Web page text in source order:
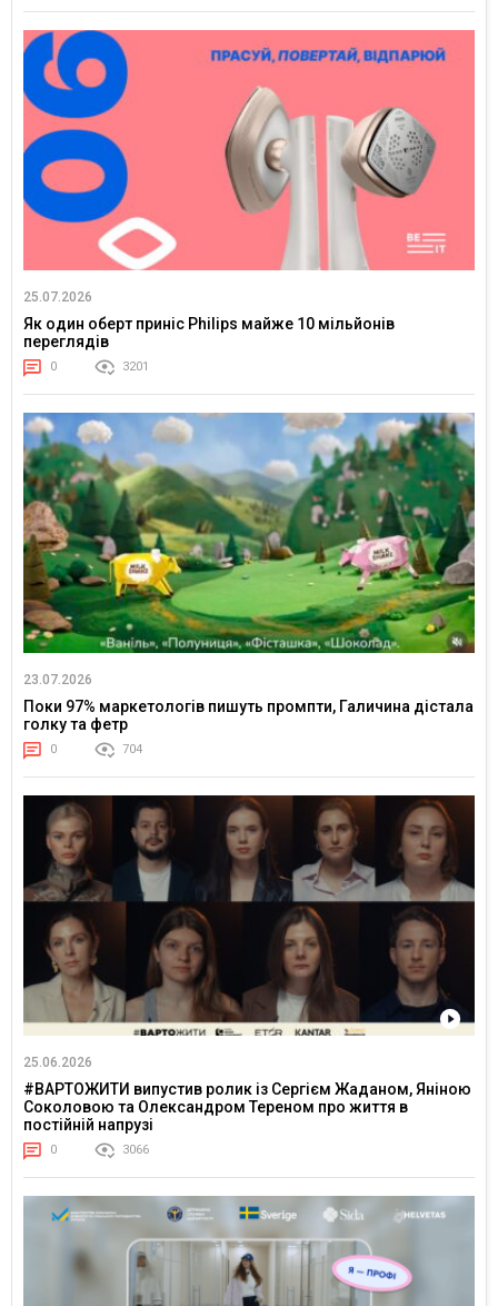
25.07.2026
Як один оберт приніс Philips майже 10 мільйонів
переглядів
0 3201
23.07.2026
Поки 97% маркетологів пишуть промпти, Галичина дістала
голку та фетр
0 704
25.06.2026
#ВАРТОЖИТИ випустив ролик із Сергієм Жаданом, Яніною
Соколовою та Олександром Тереном про життя в
постійній напрузі
0 3066